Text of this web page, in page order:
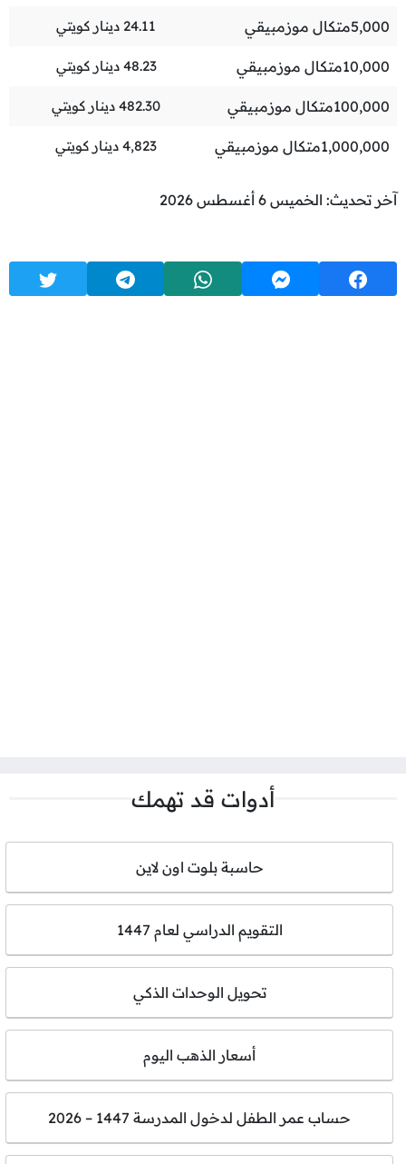
5,000متكال موزمبيقي 24.11 دينار كويتي
10,000متكال موزمبيقي 48.23 دينار كويتي
100,000متكال موزمبيقي 482.30 دينار كويتي
1,000,000متكال موزمبيقي 4,823 دينار كويتي
آخر تحديث: الخميس 6 أغسطس 2026
أدوات قد تهمك
حاسبة بلوت اون لاين
التقويم الدراسي لعام 1447
تحويل الوحدات الذكي
أسعار الذهب اليوم
حساب عمر الطفل لدخول المدرسة 1447 – 2026